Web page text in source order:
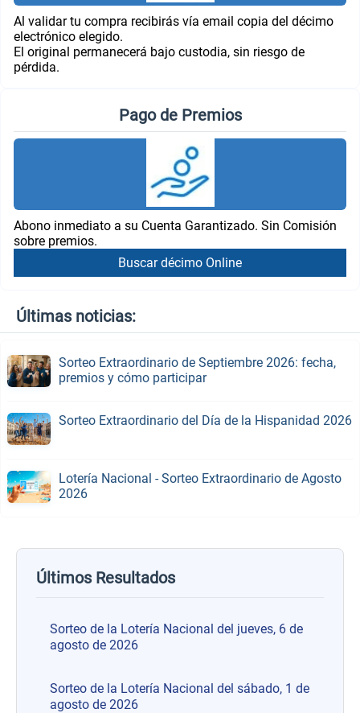
Al validar tu compra recibirás vía email copia del décimo
electrónico elegido.
El original permanecerá bajo custodia, sin riesgo de
pérdida.
Pago de Premios
Abono inmediato a su Cuenta Garantizado. Sin Comisión
sobre premios.
Buscar décimo Online
Últimas noticias:
Sorteo Extraordinario de Septiembre 2026: fecha,
premios y cómo participar
Sorteo Extraordinario del Día de la Hispanidad 2026
Lotería Nacional - Sorteo Extraordinario de Agosto
2026
Últimos Resultados
Sorteo de la Lotería Nacional del jueves, 6 de
agosto de 2026
Sorteo de la Lotería Nacional del sábado, 1 de
agosto de 2026